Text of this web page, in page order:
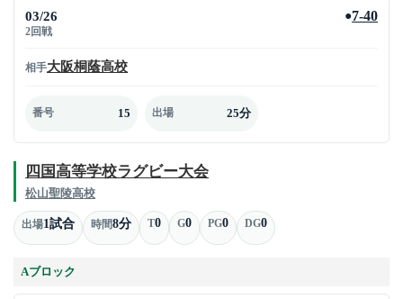
03/26
2回戦
●7-40
相手大阪桐蔭高校
番号 15 出場 25分
四国高等学校ラグビー大会
松山聖陵高校
出場1試合 時間8分 T0 G0 PG0 DG0
Aブロック